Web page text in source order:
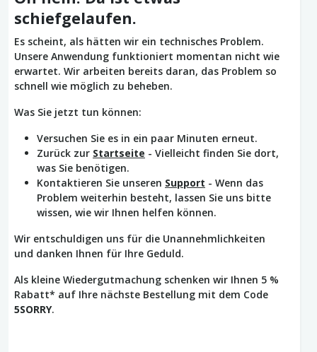
schiefgelaufen.
Es scheint, als hätten wir ein technisches Problem.
Unsere Anwendung funktioniert momentan nicht wie
erwartet. Wir arbeiten bereits daran, das Problem so
schnell wie möglich zu beheben.
Was Sie jetzt tun können:
Versuchen Sie es in ein paar Minuten erneut.
Zurück zur Startseite - Vielleicht finden Sie dort,
was Sie benötigen.
Kontaktieren Sie unseren Support - Wenn das
Problem weiterhin besteht, lassen Sie uns bitte
wissen, wie wir Ihnen helfen können.
Wir entschuldigen uns für die Unannehmlichkeiten
und danken Ihnen für Ihre Geduld.
Als kleine Wiedergutmachung schenken wir Ihnen 5 %
Rabatt* auf Ihre nächste Bestellung mit dem Code
5SORRY.